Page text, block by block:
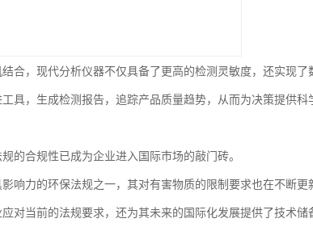
合，现代分析仪器不仅具备了更高的检测灵敏度，还实现
具，生成检测报告，追踪产品质量趋势，从而为决策提供科
的合规性已成为企业进入国际市场的敲门砖。
影响力的环保法规之一，其对有害物质的限制要求也在不断更
对当前的法规要求，还为其未来的国际化发展提供了技术储